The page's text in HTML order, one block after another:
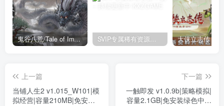
鬼谷八荒/Tale of Immortal v1.2.105.259|角色扮演|容量27.4GB|免安装绿色中文版 SVIP专属稀有资源下载 – 持续更新中
上一篇
当铺人生2 v1.015_W101|模
拟经营|容量210MB|免安装
下一篇
一触即发 v1.0.9b|策略模拟|
容量2.1GB|免安装绿色中文